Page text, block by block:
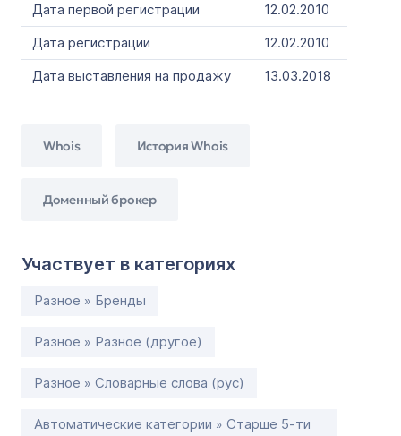
Дата первой регистрации
12.02.2010
Дата регистрации
12.02.2010
Дата выставления на продажу
13.03.2018
Whois История Whois
Доменный брокер
Участвует в категориях
Разное » Бренды
Разное » Разное (другое)
Разное » Словарные слова (рус)
Автоматические категории » Старше 5-ти